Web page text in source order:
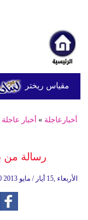
أخبارعاجلة » أخبار عاجلة
رسالة من
14:00 2013 الأربعاء ,15 أيار / مايو